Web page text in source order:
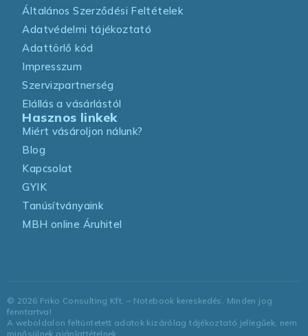
Általános Szerződési Feltételek
Adatvédelmi tájékoztató
Adattörlő kód
Impresszum
Szervizpartnerség
Elállás a vásárlástól
Hasznos linkek
Miért vásároljon nálunk?
Blog
Kapcsolat
GYIK
Tanúsítványaink
MBH online Áruhitel
© 2026 Friko Consulting Kft. – Notebook kereskedés. Minden jog
fenntartva!
A weboldalon feltüntetett adatok kizárólag tájékoztató jellegűek, nem
minősülnek ajánlattételnek.